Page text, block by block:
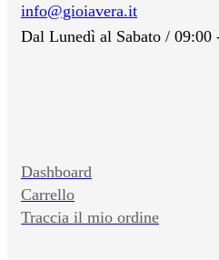
info@gioiavera.it
Dal Lunedì al Sabato / 09:00
Dashboard
Carrello
Traccia il mio ordine